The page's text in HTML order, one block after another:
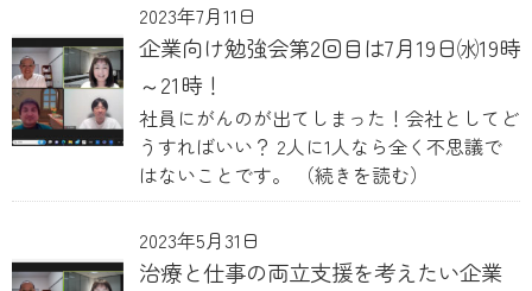
2023年7月11日
企業向け勉強会第2回目は7月19日㈬19時
～21時！
社員にがんのが出てしまった！会社としてど
うすればいい？ 2人に1人なら全く不思議で
はないことです。
（続きを読む）
2023年5月31日
治療と仕事の両立支援を考えたい企業